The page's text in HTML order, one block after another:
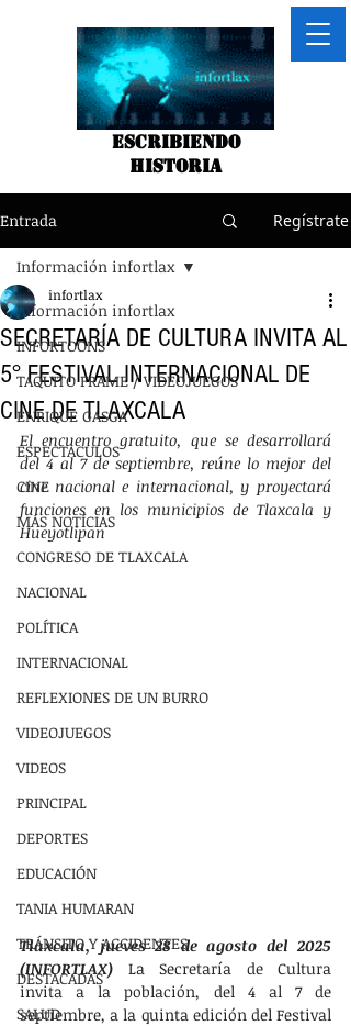
Escribiendo
historia
Entrada Regístrate
Información infortlax
INFORTOONS
TAQUITO FRAME / VIDEOJUEGOS
ENRIQUE GASGA
ESPECTACULOS
CINE
MÁS NOTÍCIAS
CONGRESO DE TLAXCALA
NACIONAL
POLÍTICA
INTERNACIONAL
REFLEXIONES DE UN BURRO
VIDEOJUEGOS
VIDEOS
PRINCIPAL
DEPORTES
EDUCACIÓN
TANIA HUMARAN
TRÁNSITO Y ACCIDENTES
DESTACADAS
SALUD
Información infortlax
SECRETARÍA DE CULTURA INVITA AL
5° FESTIVAL INTERNACIONAL DE
CINE DE TLAXCALA
infortlax
El encuentro gratuito, que se desarrollará
del 4 al 7 de septiembre, reúne lo mejor del
cine nacional e internacional, y proyectará
funciones en los municipios de Tlaxcala y
Hueyotlipan
Tlaxcala, jueves 28 de agosto del 2025
(INFORTLAX) La Secretaría de Cultura
invita a la población, del 4 al 7 de
septiembre, a la quinta edición del Festival